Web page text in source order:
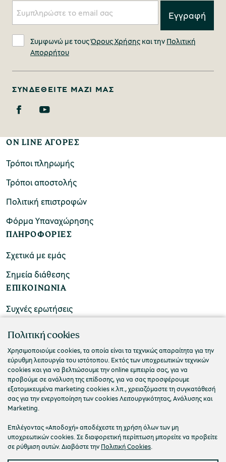
Συμφωνώ με τουςΌρους Χρήσης και την Πολιτική
Απορρήτου
ΣΥΝΔΕΘΕΊΤΕ ΜΑΖΊ ΜΑΣ
ON LINE ΑΓΟΡΕΣ
Τρόποι πληρωμής
Τρόποι αποστολής
Πολιτική επιστροφών
Φόρμα Υπαναχώρησης
ΠΛΗΡΟΦΟΡΙΕΣ
Σχετικά με εμάς
Σημεία διάθεσης
ΕΠΙΚΟΙΝΩΝΙΑ
Συχνές ερωτήσεις
Επικοινωνήστε μαζί μας
Πολιτική cookies
Χρησιμοποιούμε cookies, τα οποία είναι τα τεχνικώς απαραίτητα για την
εύρυθμη λειτουργία του ιστότοπου. Εκτός των υποχρεωτικών τεχνικών
cookies και για να βελτιώσουμε την online εμπειρία σας, για να
προβούμε σε ανάλυση της επίδοσης, για να σας προσφέρουμε
εξατομικευμένα marketing cookies κ.λπ., χρειαζόμαστε τη συγκατάθεσή
σας για την ενεργοποίηση των cookies Λειτουργικότητας, Ανάλυσης και
Marketing.
Επιλέγοντας «Αποδοχή» αποδέχεστε τη χρήση όλων των μη
υποχρεωτικών cookies. Σε διαφορετική περίπτωση μπορείτε να προβείτε
σε ρύθμιση αυτών. Διαβάστε την Πολιτική Cookies.